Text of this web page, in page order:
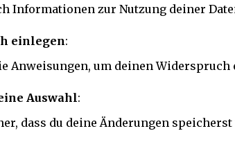
Informationen zur Nutzung deiner
einlegen:
Anweisungen, um deinen Widerspruch
Auswahl:
dass du deine Änderungen